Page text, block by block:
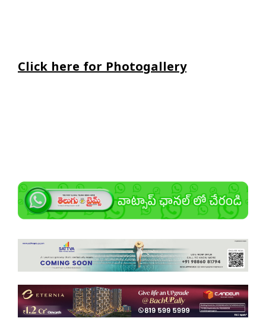
Click here for Photogallery